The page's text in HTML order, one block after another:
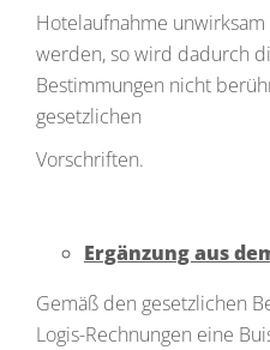
Hotelaufnahme
werden, so wird dadurch
Bestimmungen nicht
gesetzlichen
Vorschriften.
Ergänzung aus
Gemäß den gesetzlichen
Logis-Rechnungen eine